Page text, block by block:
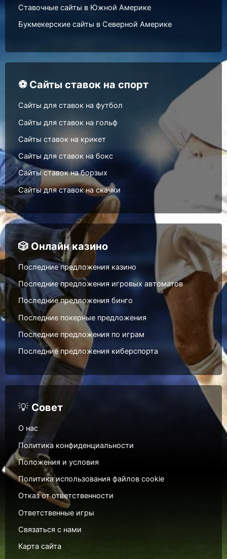
Ставочные сайты в Южной Америке
Букмекерские сайты в Северной Америке
⚽ Сайты ставок на спорт
Сайты для ставок на футбол
Сайты для ставок на гольф
Сайты ставок на крикет
Сайты для ставок на бокс
Сайты ставок на борзых
Сайты для ставок на скачки
🎲 Онлайн казино
Последние предложения казино
Последние предложения игровых автоматов
Последние предложения бинго
Последние покерные предложения
Последние предложения по играм
Последние предложения киберспорта
💡 Совет
О нас
Политика конфиденциальности
Положения и условия
Политика использования файлов cookie
Отказ от ответственности
Ответственные игры
Связаться с нами
Карта сайта